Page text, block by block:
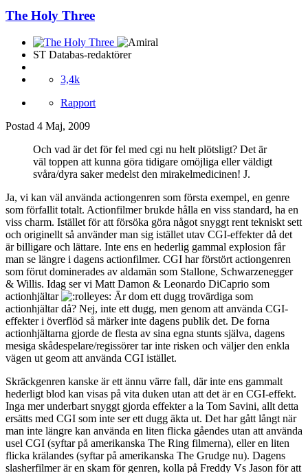
The Holy Three
ST Databas-redaktörer
3,4k
Rapport
Postad 4 Maj, 2009
Och vad är det för fel med cgi nu helt plötsligt? Det är
väl toppen att kunna göra tidigare omöjliga eller väldigt
svåra/dyra saker medelst den mirakelmedicinen! J.
Ja, vi kan väl använda actiongenren som första exempel, en genre
som förfallit totalt. Actionfilmer brukde hålla en viss standard, ha en
viss charm. Istället för att försöka göra något snyggt rent tekniskt sett
och originellt så använder man sig istället utav CGI-effekter då det
är billigare och lättare. Inte ens en hederlig gammal explosion får
man se längre i dagens actionfilmer. CGI har förstört actiongenren
som förut dominerades av aldamän som Stallone, Schwarzenegger
& Willis. Idag ser vi Matt Damon & Leonardo DiCaprio som
actionhjältar
Är dom ett dugg trovärdiga som
actionhjältar då? Nej, inte ett dugg, men genom att använda CGI-
effekter i överflöd så märker inte dagens publik det. De forna
actionhjältarna gjorde de flesta av sina egna stunts själva, dagens
mesiga skådespelare/regissörer tar inte risken och väljer den enkla
vägen ut geom att använda CGI istället.
Skräckgenren kanske är ett ännu värre fall, där inte ens gammalt
hederligt blod kan visas på vita duken utan att det är en CGI-effekt.
Inga mer underbart snyggt gjorda effekter a la Tom Savini, allt detta
ersätts med CGI som inte ser ett dugg äkta ut. Det har gått långt när
man inte längre kan använda en liten flicka gåendes utan att använda
usel CGI (syftar på amerikanska The Ring filmerna), eller en liten
flicka krälandes (syftar på amerikanska The Grudge nu). Dagens
slasherfilmer är en skam för genren, kolla på Freddy Vs Jason för att